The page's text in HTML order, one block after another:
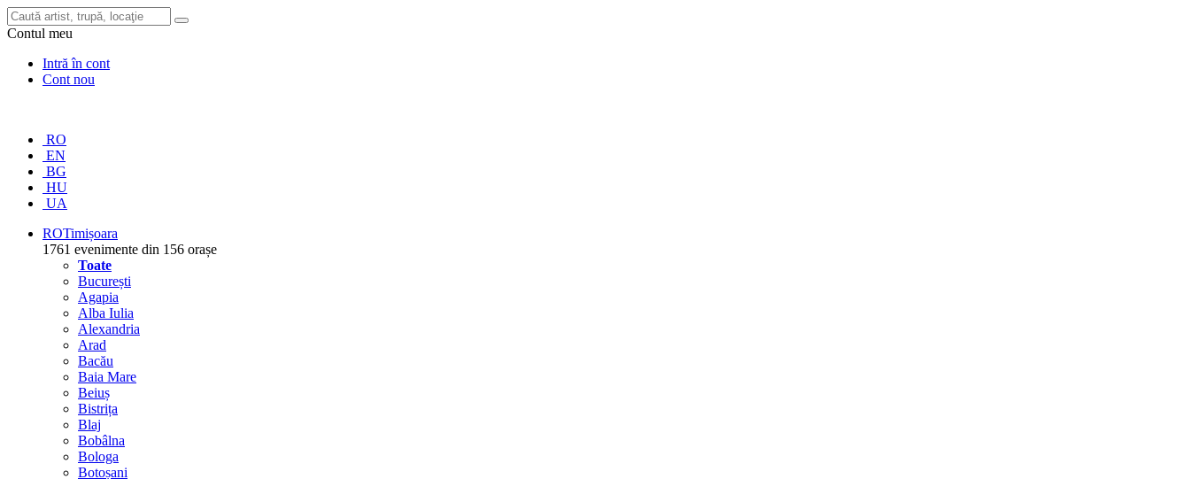
Contul meu
Intră în cont
Cont nou
RO
EN
BG
HU
UA
ROTimișoara
1761 evenimente din 156 orașe
Toate
București
Agapia
Alba Iulia
Alexandria
Arad
Bacău
Baia Mare
Beiuș
Bistrița
Blaj
Bobâlna
Bologa
Botoșani